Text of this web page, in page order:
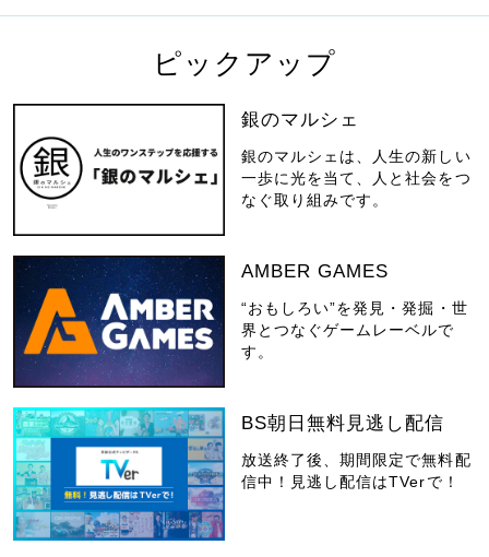
ピックアップ
銀のマルシェ
銀のマルシェは、人生の新しい
一歩に光を当て、人と社会をつ
なぐ取り組みです。
AMBER GAMES
“おもしろい”を発見・発掘・世
界とつなぐゲームレーベルで
す。
BS朝日無料見逃し配信
放送終了後、期間限定で無料配
信中！見逃し配信はTVerで！